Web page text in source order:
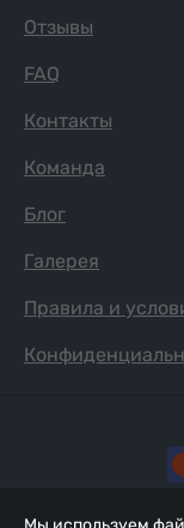
Отзывы
FAQ
Контакты
Команда
Блог
Галерея
Правила и